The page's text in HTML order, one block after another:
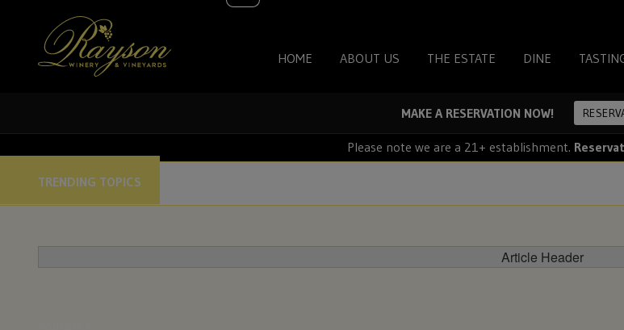
HOME ABOUT US THE ESTATE DINE
MAKE A RESERVATION NOW!
Please note we are a 21+ establishment.
TRENDING TOPICS
Article Header
For
to